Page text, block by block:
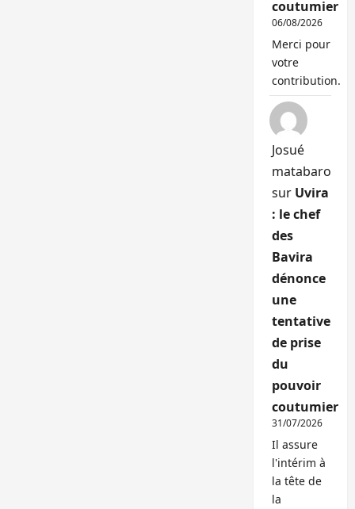
coutumier
06/08/2026
Merci pour
votre
contribution.
Josué
matabaro
sur Uvira
: le chef
des
Bavira
dénonce
une
tentative
de prise
du
pouvoir
coutumier
31/07/2026
Il assure
l'intérim à
la tête de
la